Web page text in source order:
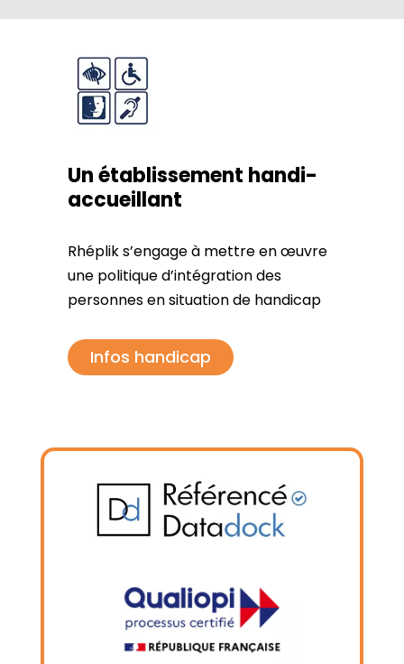
Un établissement handi-
accueillant
Rhéplik s’engage à mettre en œuvre
une politique d’intégration des
personnes en situation de handicap
Infos handicap